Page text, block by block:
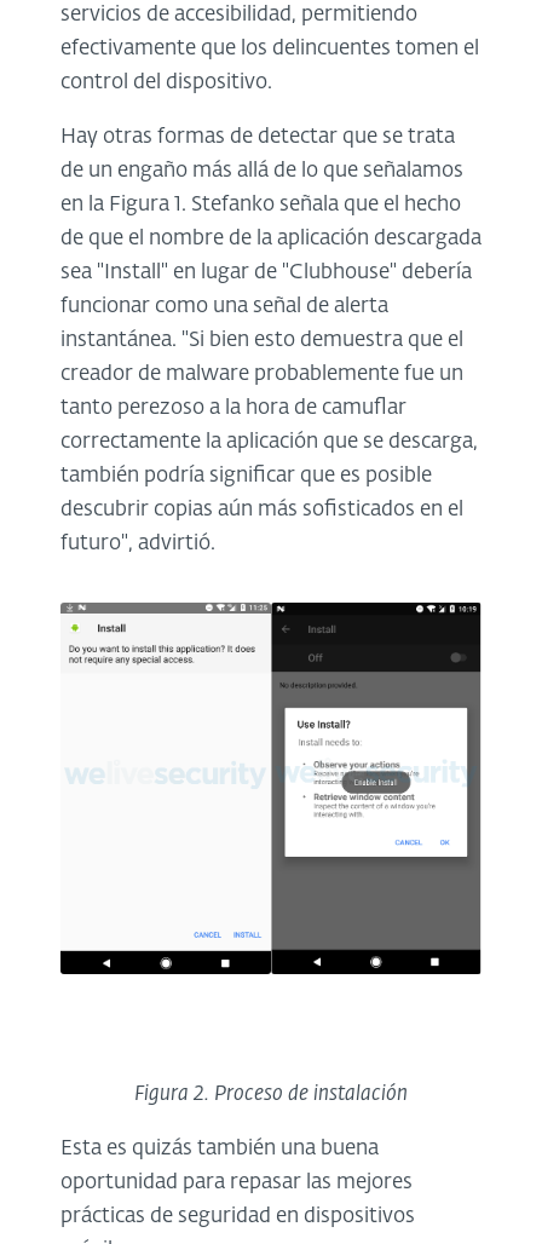
servicios de accesibilidad, permitiendo
efectivamente que los delincuentes tomen el
control del dispositivo.
Hay otras formas de detectar que se trata
de un engaño más allá de lo que señalamos
en la Figura 1. Stefanko señala que el hecho
de que el nombre de la aplicación descargada
sea "Install" en lugar de "Clubhouse" debería
funcionar como una señal de alerta
instantánea. "Si bien esto demuestra que el
creador de malware probablemente fue un
tanto perezoso a la hora de camuflar
correctamente la aplicación que se descarga,
también podría significar que es posible
descubrir copias aún más sofisticados en el
futuro", advirtió.
Figura 2. Proceso de instalación
Esta es quizás también una buena
oportunidad para repasar las mejores
prácticas de seguridad en dispositivos